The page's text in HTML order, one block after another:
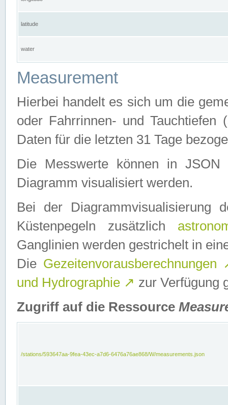
latitude
water
Measurement
Hierbei handelt es sich um die
oder Fahrrinnen- und Tauchtiefen
Daten für die letzten 31 Tage
Die Messwerte können in
Diagramm visualisiert werden.
Bei der Diagrammvisualisierung
Küstenpegeln zusätzlich
Ganglinien werden gestrichelt in
Die Gezeitenvorausberechnungen
und Hydrographie ↗ zur Verfügung
Zugriff auf die Ressource
/stations/593647aa-9fea-43ec-a7d6-6476a76ae868/W/measurements.json